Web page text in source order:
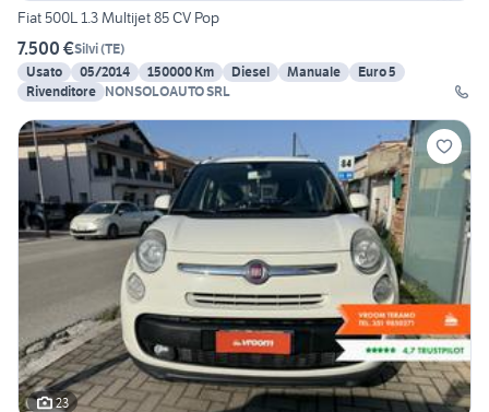
Fiat 500L 1.3 Multijet 85 CV Pop
7.500 €Silvi(TE)
Usato
05/2014 150000 Km Diesel Manuale
Euro 5
Rivenditore NONSOLOAUTO SRL
23